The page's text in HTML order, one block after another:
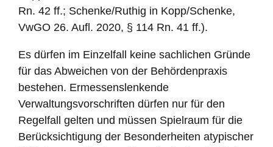
Rn. 42 ff.; Schenke/Ruthig in Kopp/Schenke,
VwGO 26. Aufl. 2020, § 114 Rn. 41 ff.).
Es dürfen im Einzelfall keine sachlichen Gründe
für das Abweichen von der Behördenpraxis
bestehen. Ermessenslenkende
Verwaltungsvorschriften dürfen nur für den
Regelfall gelten und müssen Spielraum für die
Berücksichtigung der Besonderheiten atypischer